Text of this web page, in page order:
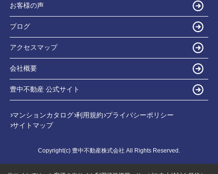
お客様の声
ブログ
アクセスマップ
会社概要
豊中不動産 公式サイト
マンションカタログ 利用規約 プライバシーポリシー
サイトマップ
Copyright(c) 豊中不動産株式会社 All Rights Reserved.